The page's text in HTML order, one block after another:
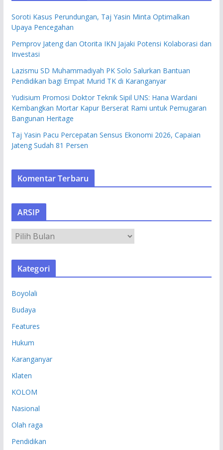
Soroti Kasus Perundungan, Taj Yasin Minta Optimalkan
Upaya Pencegahan
Pemprov Jateng dan Otorita IKN Jajaki Potensi Kolaborasi dan
Investasi
Lazismu SD Muhammadiyah PK Solo Salurkan Bantuan
Pendidikan bagi Empat Murid TK di Karanganyar
Yudisium Promosi Doktor Teknik Sipil UNS: Hana Wardani
Kembangkan Mortar Kapur Berserat Rami untuk Pemugaran
Bangunan Heritage
Taj Yasin Pacu Percepatan Sensus Ekonomi 2026, Capaian
Jateng Sudah 81 Persen
Komentar Terbaru
ARSIP
S
Kategori
Boyolali
Budaya
Features
Hukum
Karanganyar
Klaten
KOLOM
Nasional
Olah raga
Pendidikan